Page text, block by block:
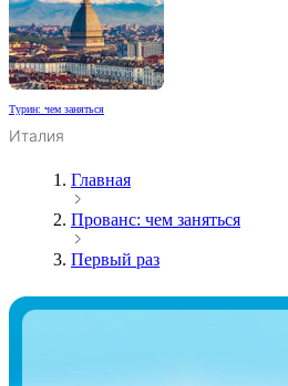
Турин: чем заняться
Италия
Главная
Прованс: чем заняться
Первый раз